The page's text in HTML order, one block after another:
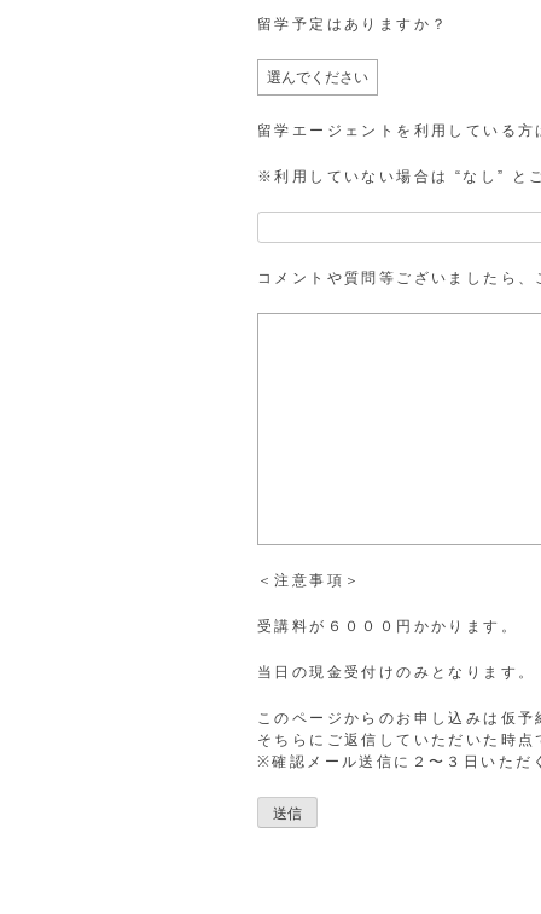
留学予定はありますか？
留学エージェントを利用している
※利用していない場合は “なし” と
コメントや質問等ございましたら
＜注意事項＞
受講料が６０００円かかります。
当日の現金受付けのみとなります。
このページからのお申し込みは仮
そちらにご返信していただいた時
※確認メール送信に２〜３日いただ